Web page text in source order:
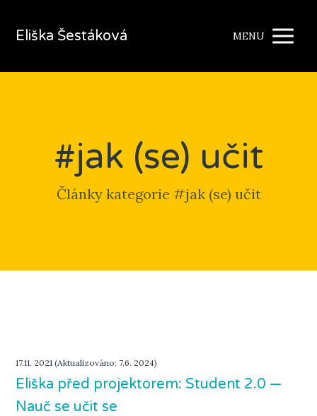
Eliška Šestáková MENU
#jak (se) učit
Články kategorie #jak (se) učit
17.11. 2021 (Aktualizováno: 7.6. 2024)
Eliška před projektorem: Student 2.0 —
Nauč se učit se